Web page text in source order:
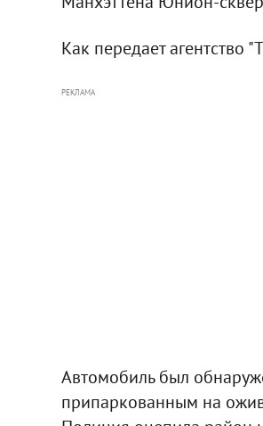
Как передает агентство
РЕКЛАМА
Автомобиль был
припаркованным на